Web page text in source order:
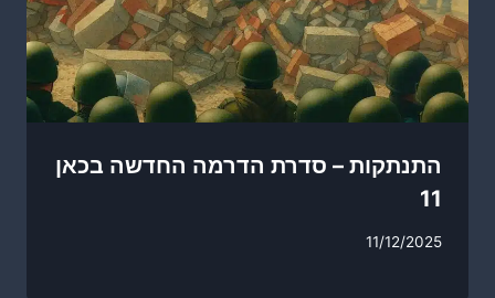
התנתקות – סדרת הדרמה החדשה בכאן
11
11/12/2025